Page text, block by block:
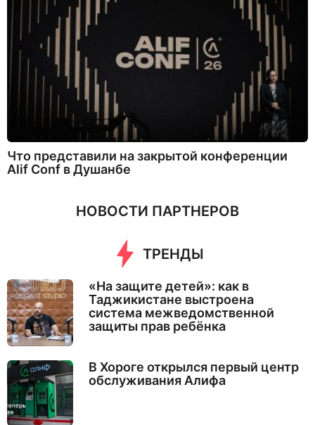
Что представили на закрытой конференции
Alif Conf в Душанбе
НОВОСТИ ПАРТНЕРОВ
ТРЕНДЫ
«На защите детей»: как в
Таджикистане выстроена
система межведомственной
защиты прав ребёнка
В Хороге открылся первый центр
обслуживания Алифа